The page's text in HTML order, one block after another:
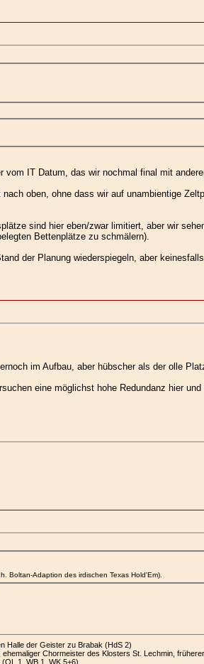
IT Datum, das wir nochmal final mit
oben, ohne dass wir auf unambientige
sind hier eben/zwar limitiert, aber wir
Bettenplätze zu schmälern).
der Planung wiederspiegeln, aber
im Aufbau, aber hübscher als der olle
eine möglichst hohe Redundanz hier
Boltan-Adaption des irdischen Texas Hold'Em).
Halle der Geister zu Brabak (HdS 2)
Chormeister des Klosters St. Lechmin,
1, WB 1, WK 5+6)